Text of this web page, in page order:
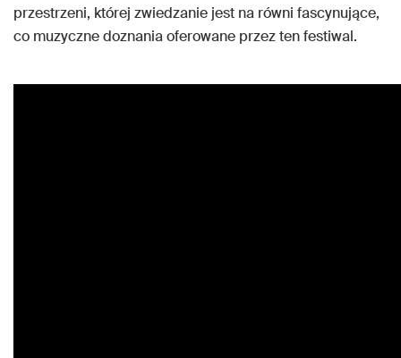
przestrzeni, której zwiedzanie jest na równi fascynujące,
co muzyczne doznania oferowane przez ten festiwal.